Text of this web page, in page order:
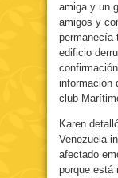
amiga y un
amigos y
permanecía
edificio
información
club
Karen
Venezuela
afectado
porque está